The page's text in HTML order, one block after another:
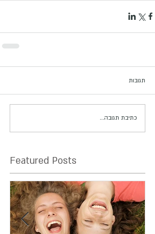
תגובות
כתיבת תגובה...
Featured Posts